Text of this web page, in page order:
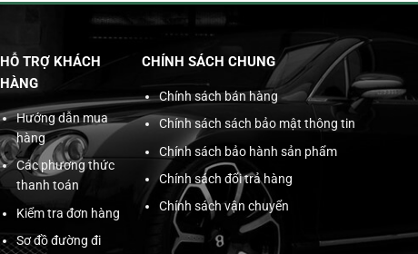
HỖ TRỢ KHÁCH
HÀNG
Hướng dẫn mua
hàng
Các phương thức
thanh toán
Kiểm tra đơn hàng
Sơ đồ đường đi
CHÍNH SÁCH CHUNG
Chính sách bán hàng
Chính sách sách bảo mật thông tin
Chính sách bảo hành sản phẩm
Chính sách đổi trả hàng
Chính sách vận chuyển